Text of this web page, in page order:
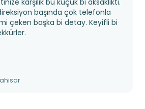
karşılık bu küçük bi aksaklıkti.
başında çok telefonla
çeken başka bi detay. Keyifli bi